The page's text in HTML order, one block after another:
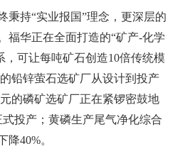
秉持“实业报国”理念，更深层的
福华正在全面打造的“矿产-化学
，可让每吨矿石创造10倍传统模
铅锌萤石选矿厂从设计到投产
的磷矿选矿厂正在紧锣密鼓地
投产；黄磷生产尾气净化综合
40%。